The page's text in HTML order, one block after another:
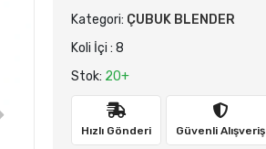
Kategori: ÇUBUK BLENDER
Koli İçi : 8
Stok: 20+
Hızlı Gönderi Güvenli Alışveriş